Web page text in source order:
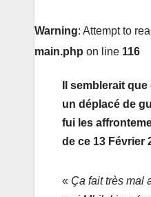
Warning: Attempt to
main.php on line 116
Il semblerait
un déplacé de
fui les
de ce 13 Février
« Ça fait très mal